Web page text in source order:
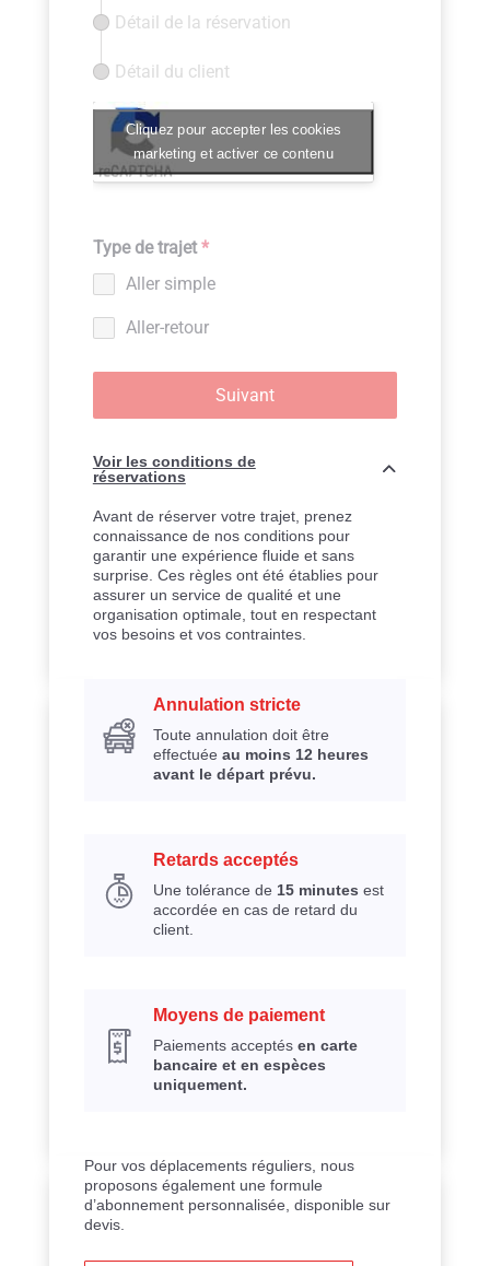
Détail de la réservation
Détail du client
Cliquez pour accepter les cookies
marketing et activer ce contenu
Type de trajet*
Aller simple
Aller-retour
Suivant
Voir les conditions de
réservations
Avant de réserver votre trajet, prenez
connaissance de nos conditions pour
garantir une expérience fluide et sans
surprise. Ces règles ont été établies pour
assurer un service de qualité et une
organisation optimale, tout en respectant
vos besoins et vos contraintes.
Annulation stricte
Toute annulation doit être
effectuée au moins 12 heures
avant le départ prévu.
Retards acceptés
Une tolérance de 15 minutes est
accordée en cas de retard du
client.
Moyens de paiement
Paiements acceptés en carte
bancaire et en espèces
uniquement.
Pour vos déplacements réguliers, nous
proposons également une formule
d’abonnement personnalisée, disponible sur
devis.